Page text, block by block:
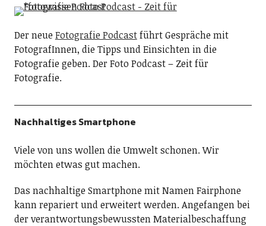
Der neueFotografie Podcastführt Gespräche mit
FotografInnen, die Tipps und Einsichten in die
Fotografie geben. Der Foto Podcast – Zeit für
Fotografie.
Nachhaltiges Smartphone
Viele von uns wollen die Umwelt schonen. Wir
möchten etwas gut machen.
Das nachhaltige Smartphone mit Namen Fairphone
kann repariert und erweitert werden. Angefangen bei
der verantwortungsbewussten Materialbeschaffung